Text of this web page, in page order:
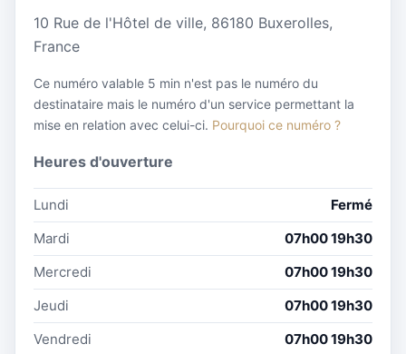
10 Rue de l'Hôtel de ville, 86180 Buxerolles,
France
Ce numéro valable 5 min n'est pas le numéro du
destinataire mais le numéro d'un service permettant la
mise en relation avec celui-ci. Pourquoi ce numéro ?
Heures d'ouverture
Lundi
Fermé
Mardi
07h00 19h30
Mercredi
07h00 19h30
Jeudi
07h00 19h30
Vendredi
07h00 19h30